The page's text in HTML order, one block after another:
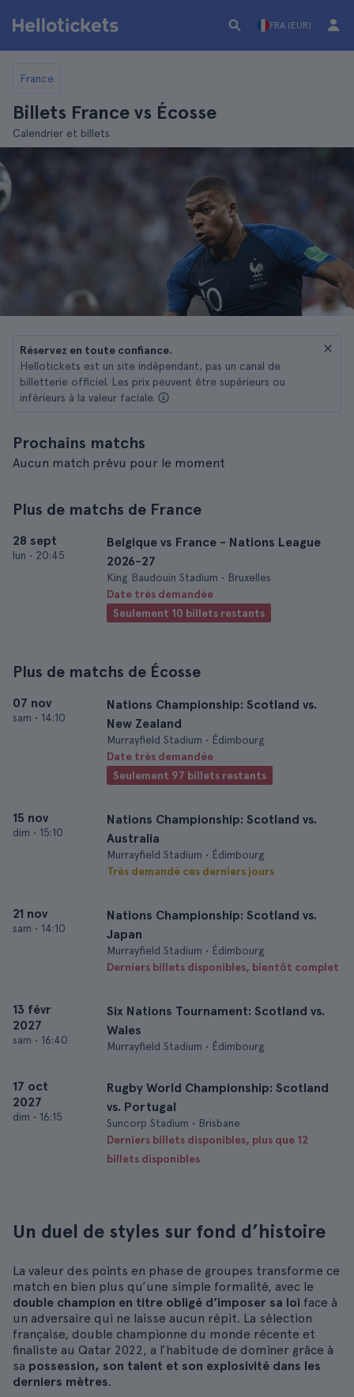
FRA (EUR)
France
Billets France vs Écosse
Calendrier et billets
Réservez en toute confiance.
Hellotickets est un site indépendant, pas un canal de
billetterie officiel. Les prix peuvent être supérieurs ou
inférieurs à la valeur faciale.
Prochains matchs
Aucun match prévu pour le moment
Plus de matchs de France
28 sept
lun • 20:45
Belgique vs France - Nations League
2026-27
King Baudouin Stadium • Bruxelles
Date très demandée
Seulement 10 billets restants
Plus de matchs de Écosse
07 nov
sam • 14:10
Nations Championship: Scotland vs.
New Zealand
Murrayfield Stadium • Édimbourg
Date très demandée
Seulement 97 billets restants
15 nov
dim • 15:10
Nations Championship: Scotland vs.
Australia
Murrayfield Stadium • Édimbourg
Très demandé ces derniers jours
21 nov
sam • 14:10
Nations Championship: Scotland vs.
Japan
Murrayfield Stadium • Édimbourg
Derniers billets disponibles, bientôt complet
13 févr
2027
sam • 16:40
Six Nations Tournament: Scotland vs.
Wales
Murrayfield Stadium • Édimbourg
17 oct
2027
dim • 16:15
Rugby World Championship: Scotland
vs. Portugal
Suncorp Stadium • Brisbane
Derniers billets disponibles, plus que 12
billets disponibles
Un duel de styles sur fond d’histoire
La valeur des points en phase de groupes transforme ce
match en bien plus qu’une simple formalité, avec le
double champion en titre obligé d’imposer sa loi face à
un adversaire qui ne laisse aucun répit. La sélection
française, double championne du monde récente et
finaliste au Qatar 2022, a l’habitude de dominer grâce à
sa possession, son talent et son explosivité dans les
derniers mètres.